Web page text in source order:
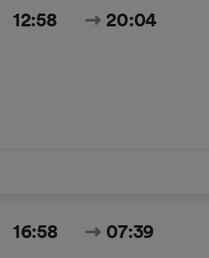
12:58 20:04
16:58 07:39